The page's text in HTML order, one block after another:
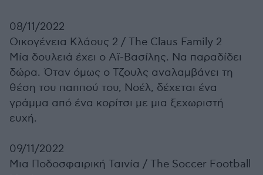
08/11/2022
Οικογένεια Κλάους 2 / The Claus Family 2
Μία δουλειά έχει ο Αϊ-Βασίλης. Να παραδίδει
δώρα. Όταν όμως ο Τζουλς αναλαμβάνει τη
θέση του παππού του, Νοέλ, δέχεται ένα
γράμμα από ένα κορίτσι με μια ξεχωριστή
ευχή.
09/11/2022
Μια Ποδοσφαιρική Ταινία / The Soccer Football